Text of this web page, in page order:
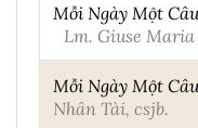
Mỗi Ngày Một
Lm. Giuse
Mỗi Ngày Một
Nhân Tài, csjb.